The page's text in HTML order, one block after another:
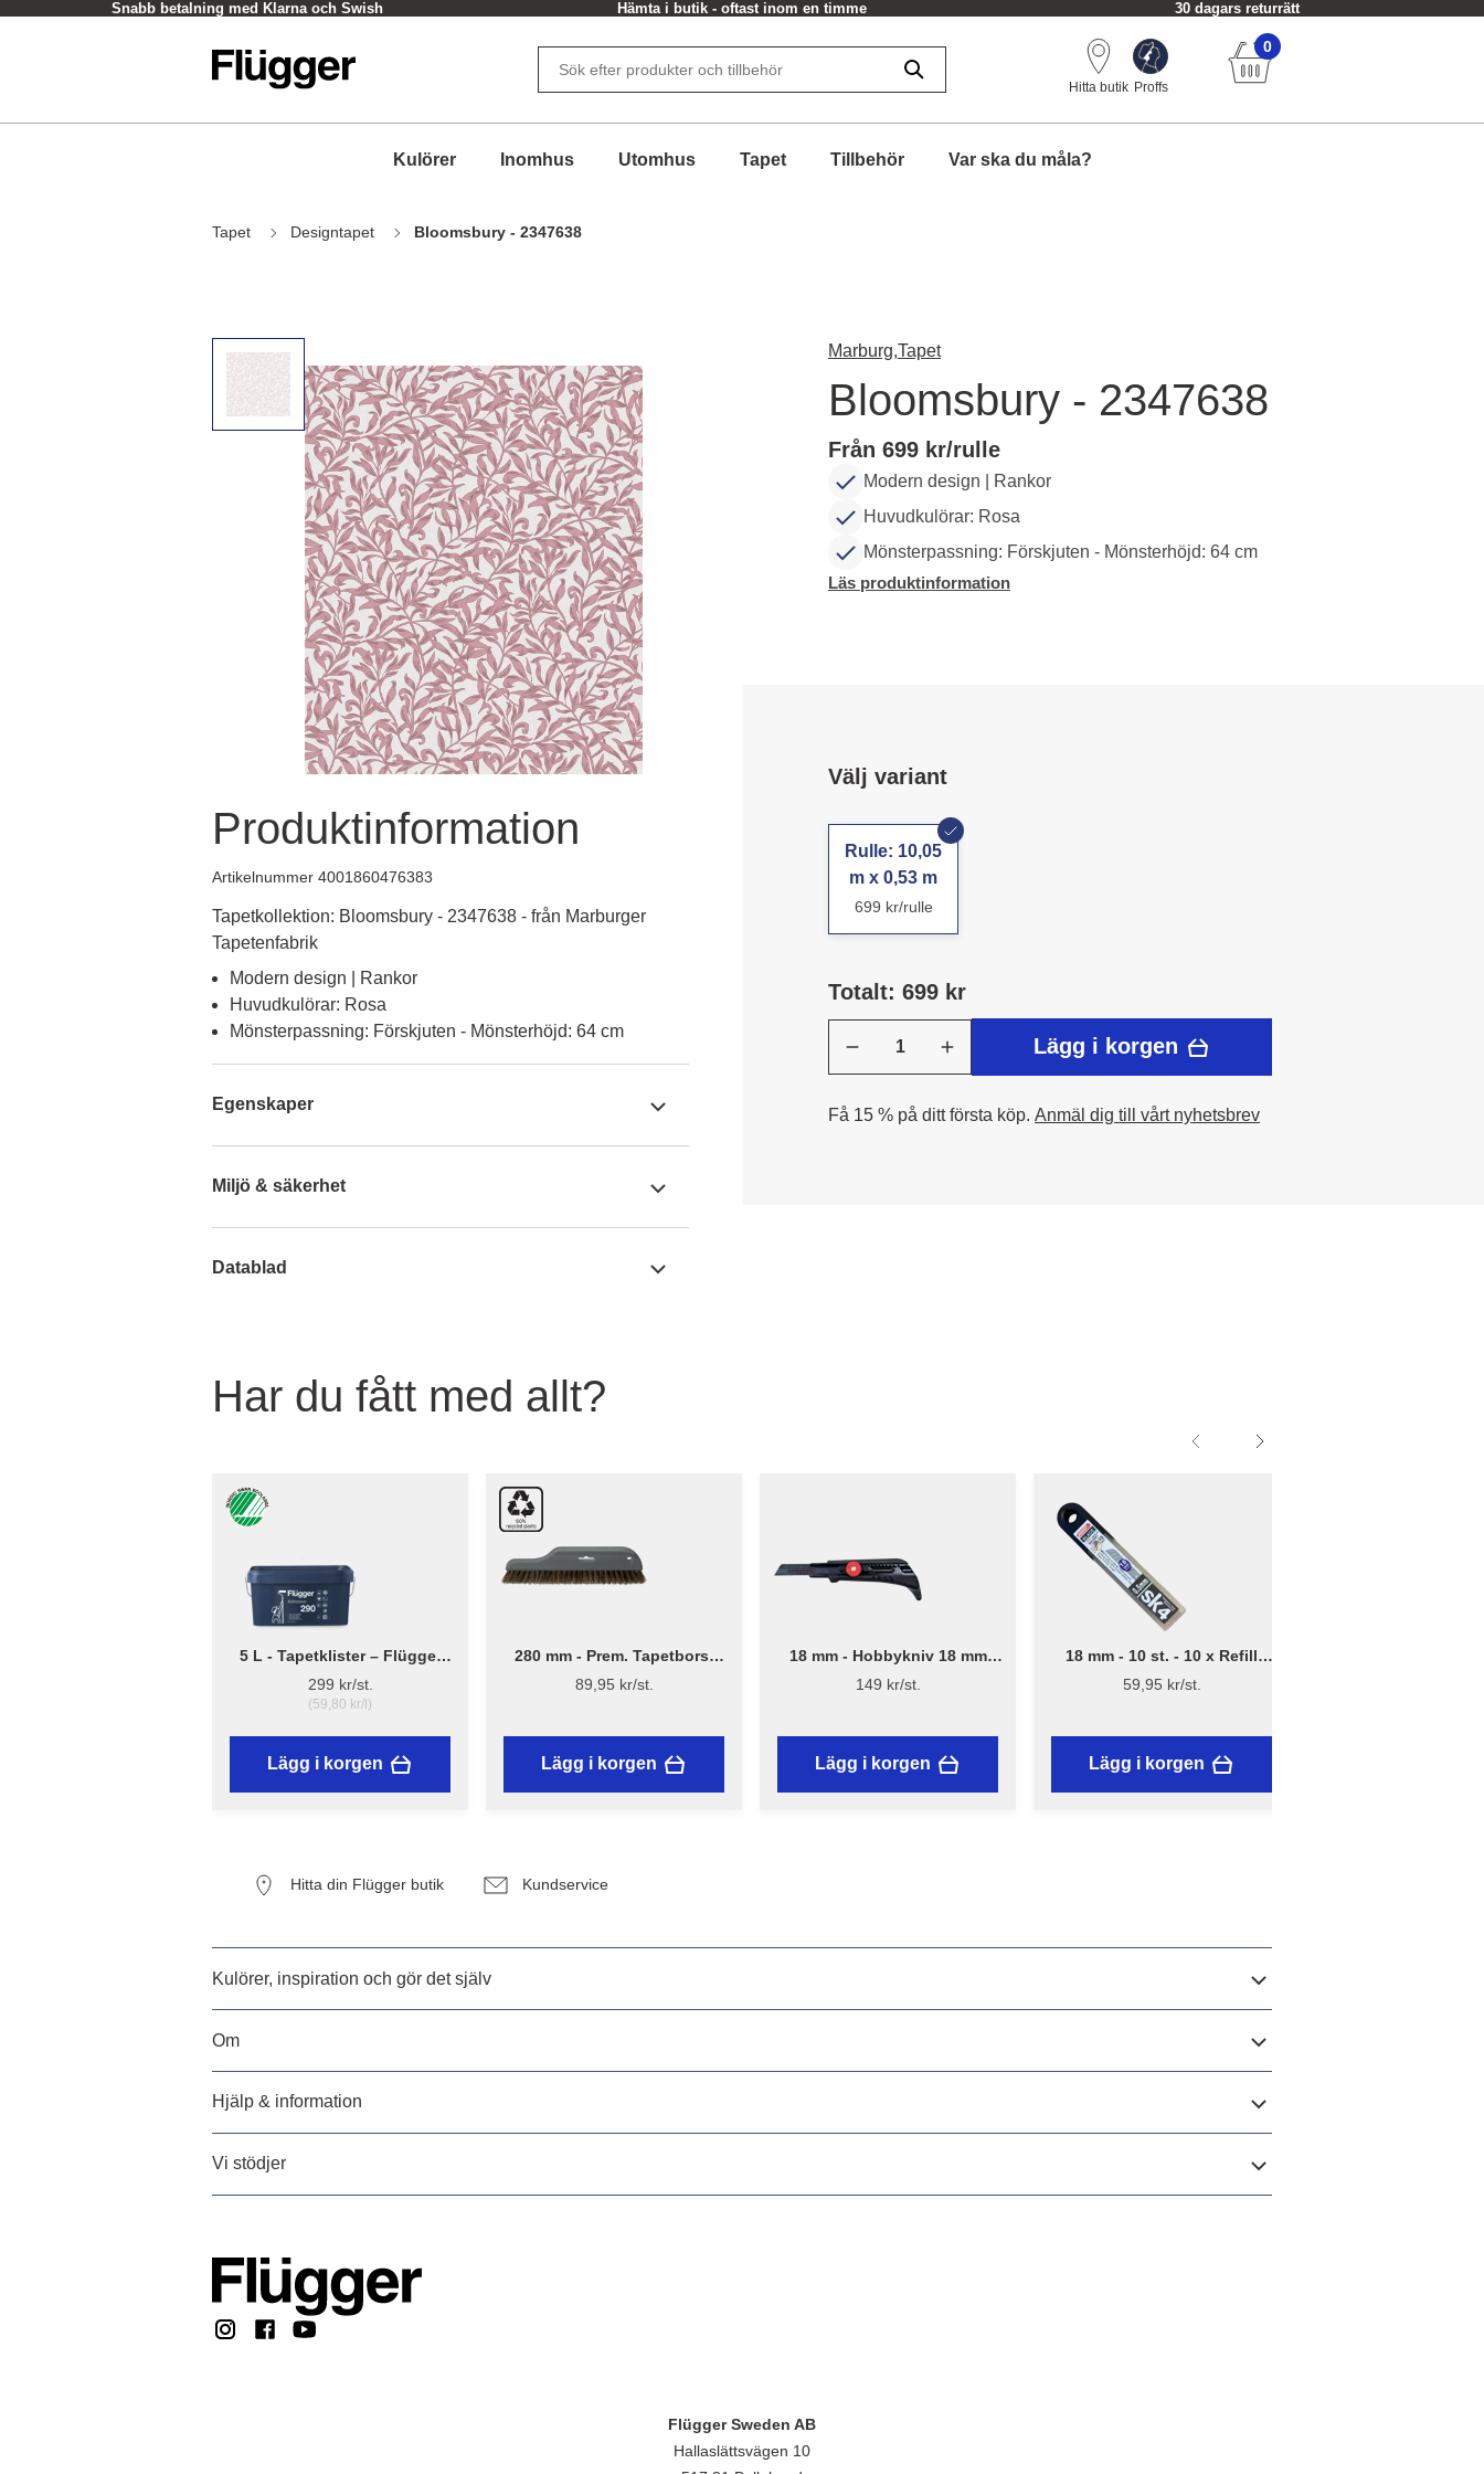
Snabb betalning med Klarna och Swish Hämta i butik - oftast inom en timme 30 dagars returrätt
Hitta butik Proffs
0
Kulörer Inomhus Utomhus Tapet Tillbehör Var ska du måla?
Tapet Designtapet Bloomsbury - 2347638
Produktinformation
Artikelnummer 4001860476383
Tapetkollektion: Bloomsbury - 2347638 - från Marburger
Tapetenfabrik
Modern design | Rankor
Huvudkulörar: Rosa
Mönsterpassning: Förskjuten - Mönsterhöjd: 64 cm
Egenskaper
Miljö & säkerhet
Datablad
Marburg,Tapet
Bloomsbury - 2347638
Från 699 kr/rulle
Modern design | Rankor
Huvudkulörar: Rosa
Mönsterpassning: Förskjuten - Mönsterhöjd: 64 cm
Läs produktinformation
Välj variant
Rulle: 10,05
m x 0,53 m
699 kr/rulle
Totalt: 699 kr
Lägg i korgen
Få 15 % på ditt första köp. Anmäl dig till vårt nyhetsbrev
Har du fått med allt?
5 L - Tapetklister – Flügger
Adhesive 290
299 kr/st.
(59,80 kr/l)
Lägg i korgen
280 mm - Prem. Tapetborst
3540
89,95 kr/st.
Lägg i korgen
18 mm - Hobbykniv 18 mm
med skruvlås och mattkrok.
149 kr/st.
Lägg i korgen
18 mm - 10 st. - 10 x Refill
brytblad – Assist
59,95 kr/st.
Lägg i korgen
Hitta din Flügger butik Kundservice
Kulörer, inspiration och gör det själv
Om
Hjälp & information
Vi stödjer
Flügger Sweden AB
Hallaslättsvägen 10